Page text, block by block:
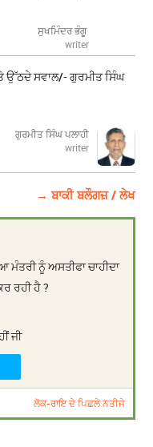
ਸੁਖਮਿੰਦਰ ਭੰਗੂ
writer
ਉੱਠਦੇ ਸਵਾਲ/- ਗੁਰਮੀਤ ਸਿੰਘ
ਗੁਰਮੀਤ ਸਿੰਘ ਪਲਾਹੀ
writer
→ ਬਾਕੀ ਬਲੌਗਜ਼ / ਲੇਖ
ਮੰਤਰੀ ਨੂੰ ਅਸਤੀਫਾ ਚਾਹੀਦਾ
ਰਹੀ ਹੈ ?
ਜੀ
ਲੋਕ-ਰਾਇ ਦੇ ਪਿਛਲੇ ਨਤੀਜੇ